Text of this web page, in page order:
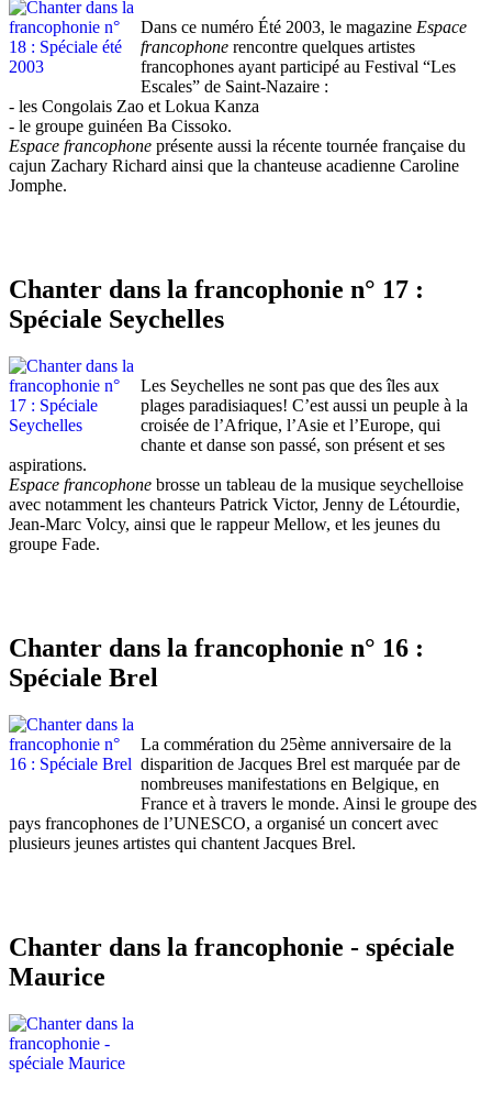
Dans ce numéro Été 2003, le magazine Espace
francophone rencontre quelques artistes
francophones ayant participé au Festival “Les
Escales” de Saint-Nazaire :
- les Congolais Zao et Lokua Kanza
- le groupe guinéen Ba Cissoko.
Espace francophone présente aussi la récente tournée française du
cajun Zachary Richard ainsi que la chanteuse acadienne Caroline
Jomphe.
Chanter dans la francophonie n° 17 :
Spéciale Seychelles
Les Seychelles ne sont pas que des îles aux
plages paradisiaques! C’est aussi un peuple à la
croisée de l’Afrique, l’Asie et l’Europe, qui
chante et danse son passé, son présent et ses
aspirations.
Espace francophone brosse un tableau de la musique seychelloise
avec notamment les chanteurs Patrick Victor, Jenny de Létourdie,
Jean-Marc Volcy, ainsi que le rappeur Mellow, et les jeunes du
groupe Fade.
Chanter dans la francophonie n° 16 :
Spéciale Brel
La commération du 25ème anniversaire de la
disparition de Jacques Brel est marquée par de
nombreuses manifestations en Belgique, en
France et à travers le monde. Ainsi le groupe des
pays francophones de l’UNESCO, a organisé un concert avec
plusieurs jeunes artistes qui chantent Jacques Brel.
Chanter dans la francophonie - spéciale
Maurice